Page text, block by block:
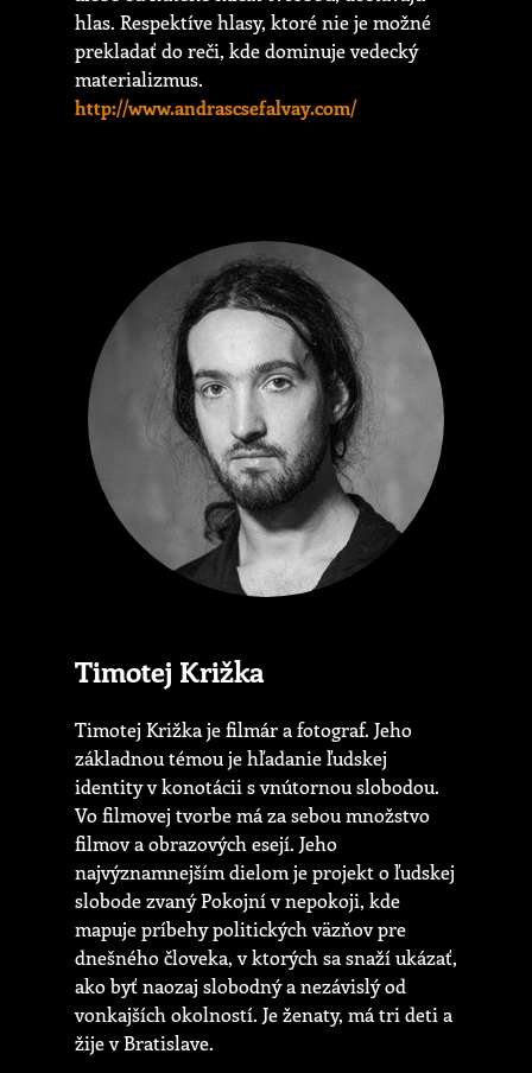
hlas. Respektíve hlasy, ktoré nie je možné
prekladať do reči, kde dominuje vedecký
materializmus.
http://www.andrascsefalvay.com/
Timotej Križka
Timotej Križka je filmár a fotograf. Jeho
základnou témou je hľadanie ľudskej
identity v konotácii s vnútornou slobodou.
Vo filmovej tvorbe má za sebou množstvo
filmov a obrazových esejí. Jeho
najvýznamnejším dielom je projekt o ľudskej
slobode zvaný Pokojní v nepokoji, kde
mapuje príbehy politických väzňov pre
dnešného človeka, v ktorých sa snaží ukázať,
ako byť naozaj slobodný a nezávislý od
vonkajších okolností. Je ženaty, má tri deti a
žije v Bratislave.